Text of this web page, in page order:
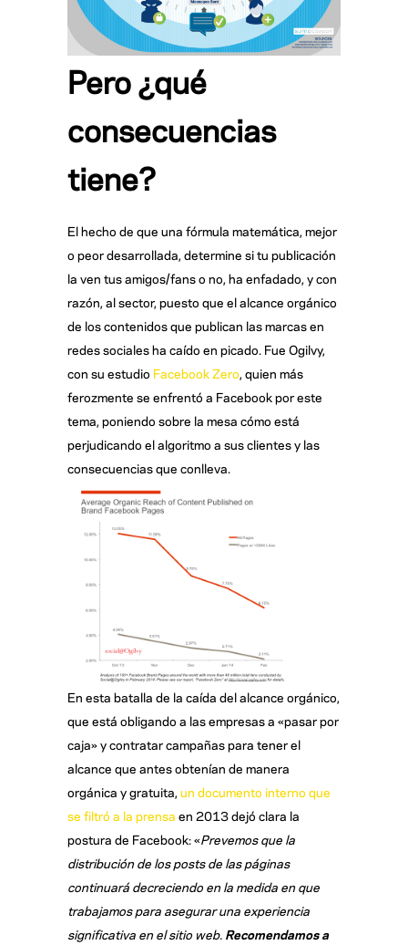
Pero ¿qué
consecuencias
tiene?
El hecho de que una fórmula matemática, mejor
o peor desarrollada, determine si tu publicación
la ven tus amigos/fans o no, ha enfadado, y con
razón, al sector, puesto que el alcance orgánico
de los contenidos que publican las marcas en
redes sociales ha caído en picado. Fue Ogilvy,
con su estudio Facebook Zero, quien más
ferozmente se enfrentó a Facebook por este
tema, poniendo sobre la mesa cómo está
perjudicando el algoritmo a sus clientes y las
consecuencias que conlleva.
En esta batalla de la caída del alcance orgánico,
que está obligando a las empresas a «pasar por
caja» y contratar campañas para tener el
alcance que antes obtenían de manera
orgánica y gratuita,un documento interno que
se filtró a la prensa en 2013 dejó clara la
postura de Facebook: «Prevemos que la
distribución de los posts de las páginas
continuará decreciendo en la medida en que
trabajamos para asegurar una experiencia
significativa en el sitio web. Recomendamos a